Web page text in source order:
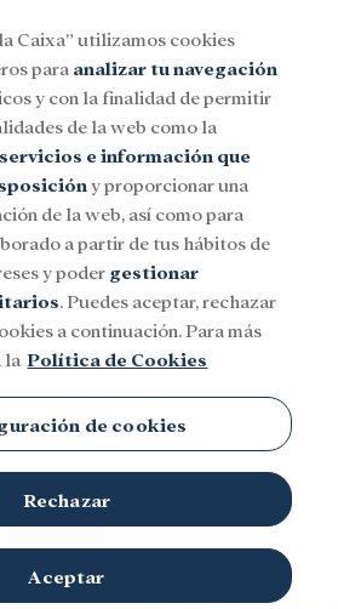
becasCultura
Caixa” utilizamos cookies
para analizar tu navegación
y con la finalidad de permitir
de la web como la
servicios e información que
y proporcionar una
de la web, así como para
a partir de tus hábitos de
y poder gestionar
. Puedes aceptar, rechazar
a continuación. Para más
la Política de Cookies
de cookies
Rechazar
Aceptar